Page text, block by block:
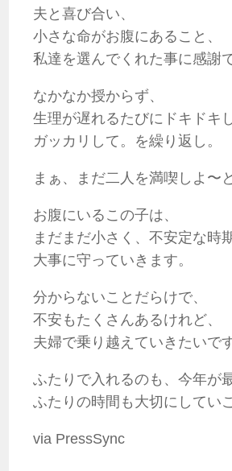
夫と喜び合い、
小さな命がお腹にあること、
私達を選んでくれた事に感謝
なかなか授からず、
生理が遅れるたびにドキドキ
ガッカリして。を繰り返し。
まぁ、まだ二人を満喫しよ〜
お腹にいるこの子は、
まだまだ小さく、不安定な時
大事に守っていきます。
分からないことだらけで、
不安もたくさんあるけれど、
夫婦で乗り越えていきたいです
ふたりで入れるのも、今年が
ふたりの時間も大切にしてい
via PressSync